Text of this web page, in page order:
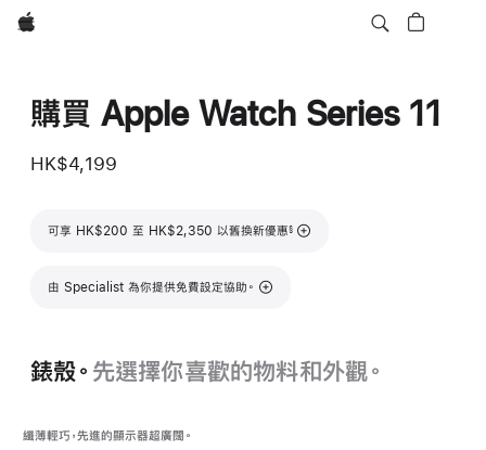
Apple
購買 Apple Watch Series 11
HK$4,199
可享 HK$200 至 HK$2,350 以舊換新優惠
註腳
§
由 Specialist 為你提供免費設定協助。
錶殼。 先選擇你喜歡的物料和外觀。
纖薄輕巧，先進的顯示器超廣闊。